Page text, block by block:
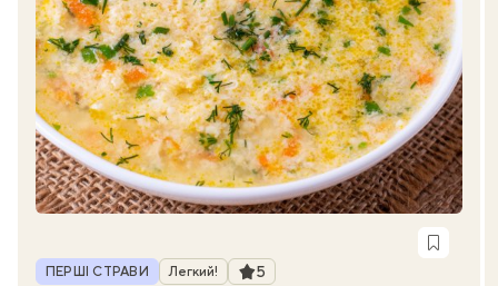
Рубрика
ПЕРШІ СТРАВИ Легкий! Рейтинг
5